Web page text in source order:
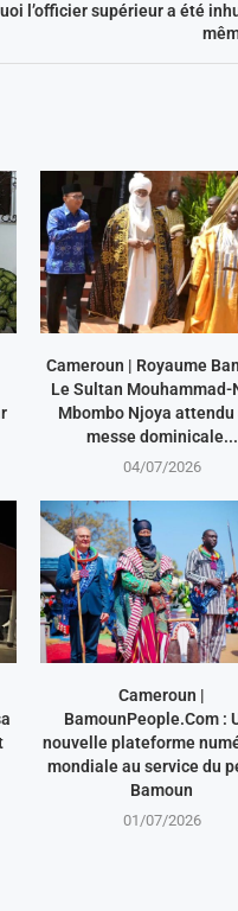
l’officier supérieur a été
Cameroun | Royaume
Le Sultan Mouhammad-
Mbombo Njoya attendu
messe dominicale...
04/07/2026
Cameroun |
BamounPeople.Com :
nouvelle plateforme
mondiale au service du
Bamoun
01/07/2026